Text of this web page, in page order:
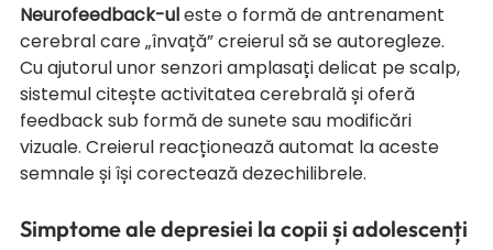
Neurofeedback-ul este o formă de antrenament
cerebral care „învață” creierul să se autoregleze.
Cu ajutorul unor senzori amplasați delicat pe scalp,
sistemul citește activitatea cerebrală și oferă
feedback sub formă de sunete sau modificări
vizuale. Creierul reacționează automat la aceste
semnale și își corectează dezechilibrele.
Simptome ale depresiei la copii și adolescenți